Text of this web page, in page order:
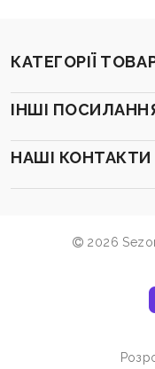
КАТЕГОРІЇ
ІНШІ
НАШІ КОНТАКТИ
2026